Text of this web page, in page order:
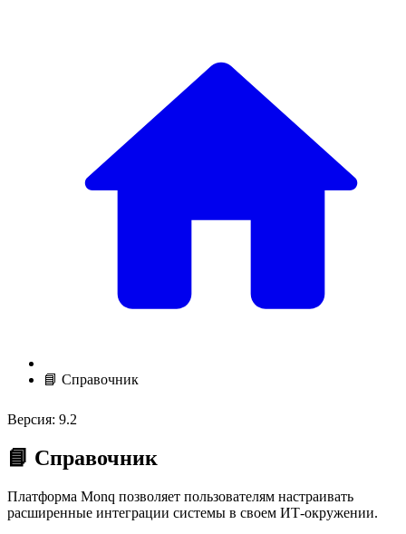
📘 Справочник
Версия: 9.2
📘 Справочник
Платформа Monq позволяет пользователям настраивать
расширенные интеграции системы в своем ИТ-окружении.